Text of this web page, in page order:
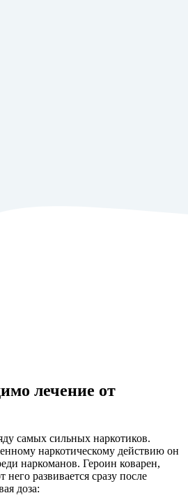
лечение от
самых сильных наркотиков.
наркотическому действию он
наркоманов. Героин коварен,
него развивается сразу после
доза: